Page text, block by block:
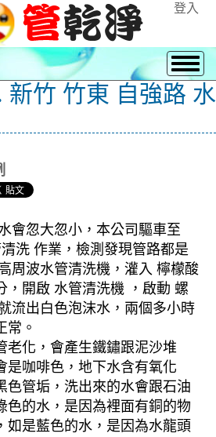
登入
新竹 竹東 自強路 水
會忽大忽小，本公司驅車至
洗 作業，檢測發現管路都是
周波水管清洗機，灌入 檸檬酸
，開啟 水管清洗機 ，啟動 螺
流出白色泡沫水，兩個多小時
常。
老化，會產生鐵鏽跟泥沙堆
是咖啡色，地下水含有氧化
色管垢，洗出來的水會跟石油
色的水，是因為裡面有銅的物
如是藍色的水，是因為水龍頭